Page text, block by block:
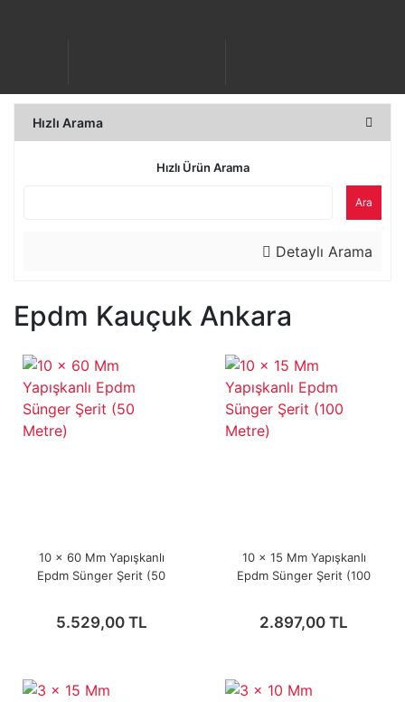
Hızlı Arama
Hızlı Ürün Arama
Ara
Detaylı Arama
Epdm Kauçuk Ankara
10 x 60 Mm Yapışkanlı
Epdm Sünger Şerit (50
5.529,00 TL
10 x 15 Mm Yapışkanlı
Epdm Sünger Şerit (100
2.897,00 TL